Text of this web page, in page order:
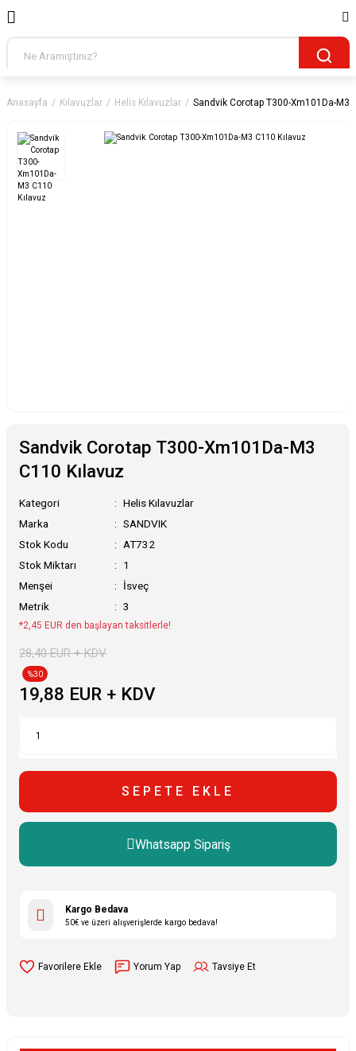
Anasayfa Kılavuzlar Helis Kılavuzlar Sandvik Corotap T300-Xm101Da-M3
Sandvik Corotap T300-Xm101Da-M3
C110 Kılavuz
Kategori
Helis Kılavuzlar
Marka
SANDVIK
Stok Kodu
AT732
Stok Miktarı
1
Menşei
İsveç
Metrik
3
*2,45 EUR den başlayan taksitlerle!
28,40 EUR + KDV
%30
19,88 EUR + KDV
SEPETE EKLE
Whatsapp Sipariş
Kargo Bedava
50€ ve üzeri alışverişlerde kargo bedava!
Yorum Yap Tavsiye Et